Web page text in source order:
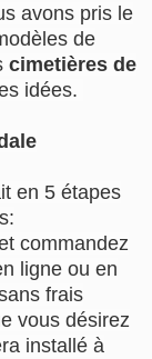
avons pris le
de
cimetières de
idées.
en 5 étapes
commandez
ligne ou en
frais
vous désirez
installé à